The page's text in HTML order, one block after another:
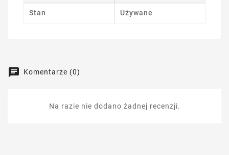
Stan Używane
Komentarze (0)
Na razie nie dodano żadnej recenzji.